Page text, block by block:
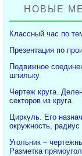
НОВЫЕ
Классный час по
Презентация по
Подвижное
шпильку
Чертеж круга.
секторов из круга
Циркуль. Его
окружность, радиус
Угольник –
Разметка